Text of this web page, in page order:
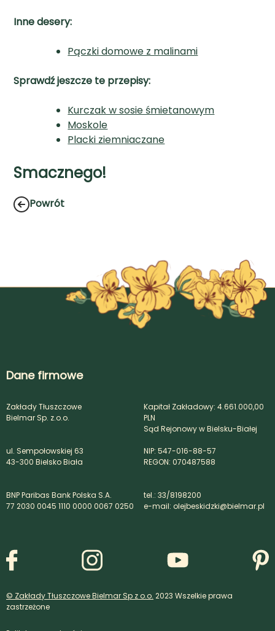
Inne desery:
Pączki domowe z malinami
Sprawdź jeszcze te przepisy:
Kurczak w sosie śmietanowym
Moskole
Placki ziemniaczane
Smacznego!
Powrót
Dane firmowe
Zakłady Tłuszczowe
Bielmar Sp. z.o.o.
Kapitał Zakładowy: 4.661.000,00
PLN
Sąd Rejonowy w Bielsku-Białej
ul. Sempołowskiej 63
43-300 Bielsko Biała
NIP: 547-016-88-57
REGON: 070487588
BNP Paribas Bank Polska S.A.
77 2030 0045 1110 0000 0067 0250
tel.: 33/8198200
e-mail: olejbeskidzki@bielmar.pl
© Zakłady Tłuszczowe Bielmar Sp z o.o. 2023 Wszelkie prawa
zastrzeżone